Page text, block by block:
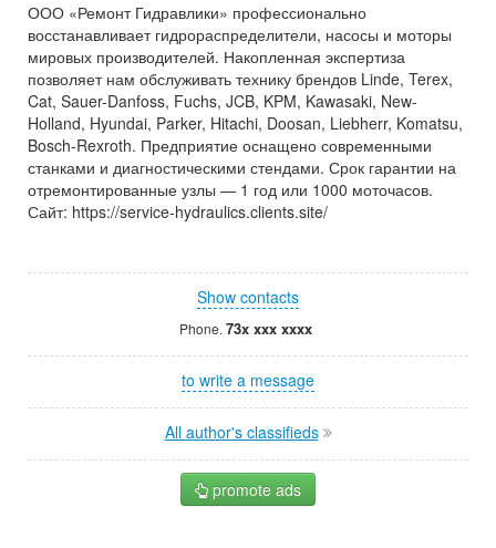
ООО «Ремонт Гидравлики» профессионально
восстанавливает гидрораспределители, насосы и моторы
мировых производителей. Накопленная экспертиза
позволяет нам обслуживать технику брендов Linde, Terex,
Cat, Sauer-Danfoss, Fuchs, JCB, KPM, Kawasaki, New-
Holland, Hyundai, Parker, Hitachi, Doosan, Liebherr, Komatsu,
Bosch-Rexroth. Предприятие оснащено современными
станками и диагностическими стендами. Срок гарантии на
отремонтированные узлы — 1 год или 1000 моточасов.
Сайт: https://service-hydraulics.clients.site/
Show contacts
Phone. 73x xxx xxxx
to write a message
All author's classifieds
promote ads